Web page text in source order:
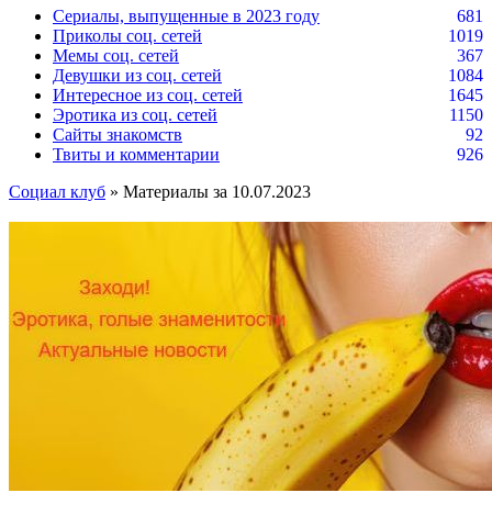
Сериалы, выпущенные в 2023 году
681
Приколы соц. сетей
1019
Мемы соц. сетей
367
Девушки из соц. сетей
1084
Интересное из соц. сетей
1645
Эротика из соц. сетей
1150
Сайты знакомств
92
Твиты и комментарии
926
Социал клуб » Материалы за 10.07.2023